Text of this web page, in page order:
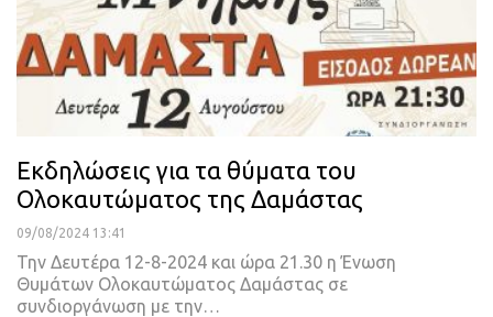
Εκδηλώσεις για τα θύματα του
Ολοκαυτώματος της Δαμάστας
09/08/2024 13:41
Την Δευτέρα 12-8-2024 και ώρα 21.30 η Ένωση
Θυμάτων Ολοκαυτώματος Δαμάστας σε
συνδιοργάνωση με την…